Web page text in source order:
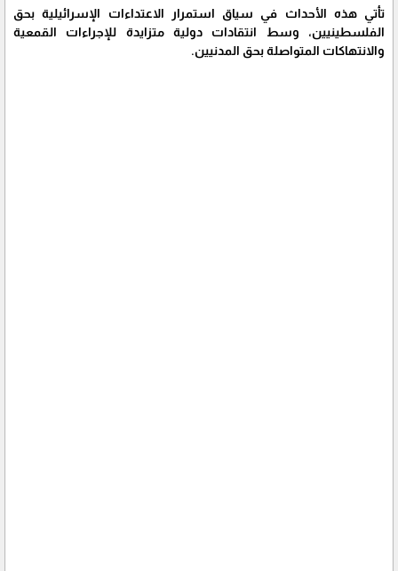
تأتي هذه الأحداث في سياق استمرار الاعتداءات الإسرائيلية بحق
الفلسطينيين، وسط انتقادات دولية متزايدة للإجراءات القمعية
والانتهاكات المتواصلة بحق المدنيين.